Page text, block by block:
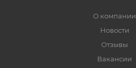
О компании
Новости
Отзывы
Вакансии